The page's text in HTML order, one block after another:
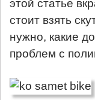
этой статье
стоит взять
нужно, какие
проблем с